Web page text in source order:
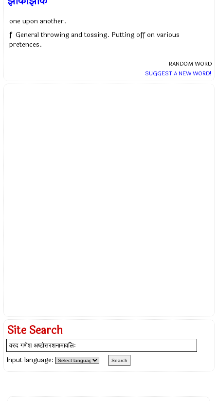
one upon another.
f General throwing and tossing. Putting off on various
pretences.
RANDOM WORD
SUGGEST A NEW WORD!
Site Search
Input language: